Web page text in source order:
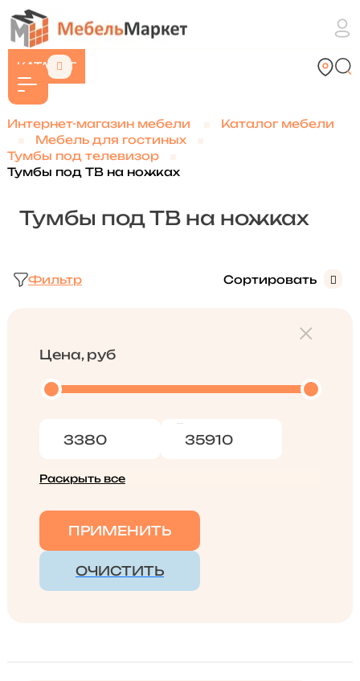
КАТАЛОГ
Интернет-магазин мебели
Каталог мебели
Мебель для гостиных
Тумбы под телевизор
Тумбы под ТВ на ножках
Тумбы под ТВ на ножках
Фильтр Сортировать
Цена, руб
Раскрыть все
ПРИМЕНИТЬ
ОЧИСТИТЬ